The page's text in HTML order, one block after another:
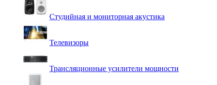
Студийная и мониторная акустика
Телевизоры
Трансляционные усилители мощности